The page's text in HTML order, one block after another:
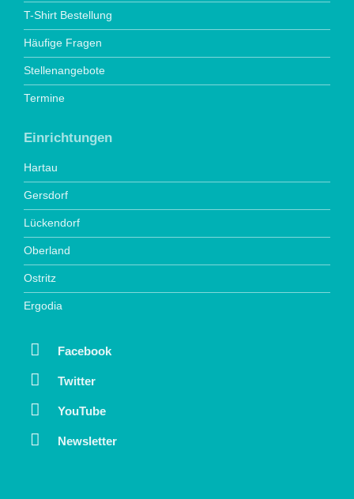
T-Shirt Bestellung
Häufige Fragen
Stellenangebote
Termine
Einrichtungen
Hartau
Gersdorf
Lückendorf
Oberland
Ostritz
Ergodia
Facebook
Twitter
YouTube
Newsletter